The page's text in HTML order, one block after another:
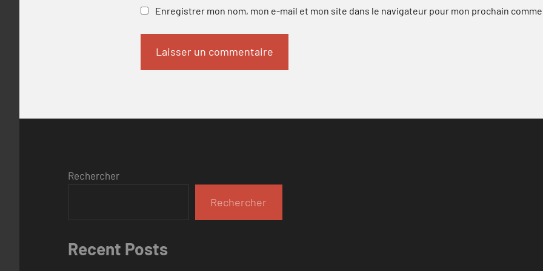
Enregistrer mon nom, mon e-mail et mon site dans le navigateur pour mon prochain
Rechercher
Rechercher
Recent Posts